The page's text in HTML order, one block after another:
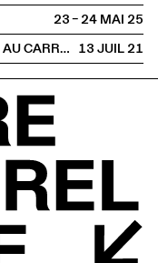
23 – 24 MAI2025
ARNO FERRERA ET MIKA LAFFORGUE AU CARREAU DU TEMPLE 13 JUIL2021